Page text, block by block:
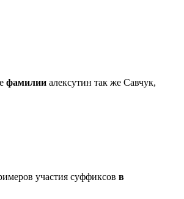
фамилии алексутин так же Савчук,
участия суффиксов в